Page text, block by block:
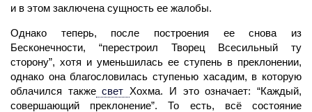
и в этом заключена сущность ее жалобы.
Однако теперь, после построения ее снова из
Бесконечности, “перестроил Творец Всесильный ту
сторону”, хотя и уменьшилась ее ступень в преклонении,
однако она благословилась ступенью хасадим, в которую
облачился такжесветХохма. И это означает: “Каждый,
совершающий преклонение”. То есть, всё состояние